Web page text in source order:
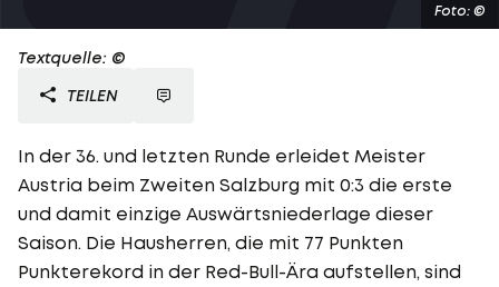
Foto: ©
Textquelle: ©
TEILEN
In der 36. und letzten Runde erleidet Meister
Austria beim Zweiten Salzburg mit 0:3 die erste
und damit einzige Auswärtsniederlage dieser
Saison. Die Hausherren, die mit 77 Punkten
Punkterekord in der Red-Bull-Ära aufstellen, sind